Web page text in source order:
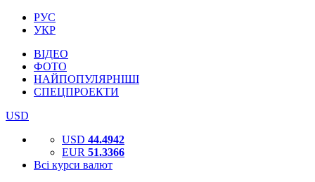
РУС
УКР
ВІДЕО
ФОТО
НАЙПОПУЛЯРНІШІ
СПЕЦПРОЕКТИ
USD
USD 44.4942
EUR 51.3366
Всі курси валют